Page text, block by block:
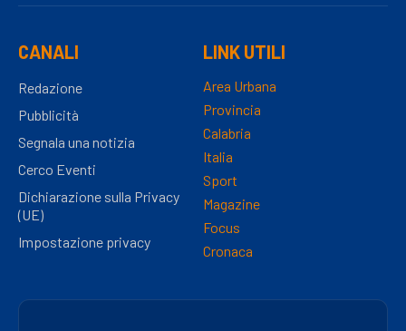
CANALI
Redazione
Pubblicità
Segnala una notizia
Cerco Eventi
Dichiarazione sulla Privacy
(UE)
Impostazione privacy
LINK UTILI
Area Urbana
Provincia
Calabria
Italia
Sport
Magazine
Focus
Cronaca